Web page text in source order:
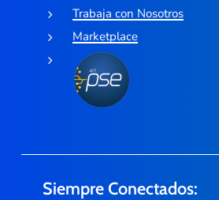
Trabaja con Nosotros
Marketplace
Siempre Conectados: